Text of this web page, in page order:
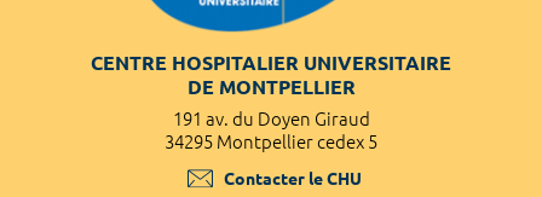
CENTRE HOSPITALIER UNIVERSITAIRE
DE MONTPELLIER
191 av. du Doyen Giraud
34295 Montpellier cedex 5
Contacter le CHU